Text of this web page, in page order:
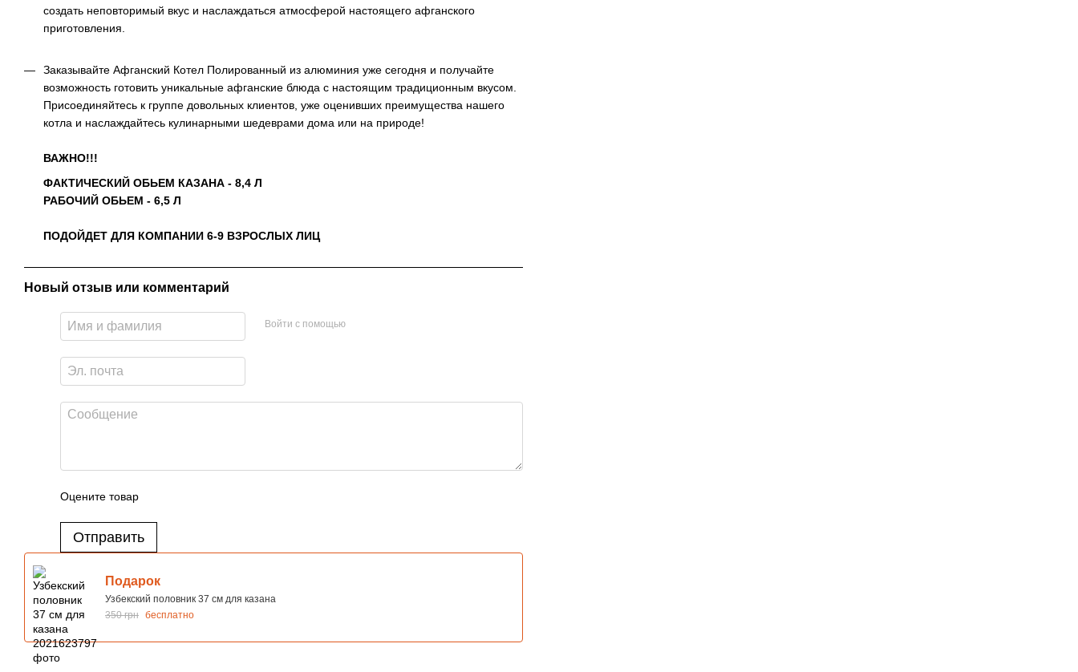
создать неповторимый вкус и наслаждаться атмосферой настоящего афганского
приготовления.
Заказывайте Афганский Котел Полированный из алюминия уже сегодня и получайте
возможность готовить уникальные афганские блюда с настоящим традиционным вкусом.
Присоединяйтесь к группе довольных клиентов, уже оценивших преимущества нашего
котла и наслаждайтесь кулинарными шедеврами дома или на природе!
ВАЖНО!!!
ФАКТИЧЕСКИЙ ОБЬЕМ КАЗАНА - 8,4 Л
РАБОЧИЙ ОБЬЕМ - 6,5 Л
ПОДОЙДЕТ ДЛЯ КОМПАНИИ 6-9 ВЗРОСЛЫХ ЛИЦ
Новый отзыв или комментарий
Войти с помощью
Оцените товар
Отправить
Подарок
Узбекский половник 37 см для казана
350 грн бесплатно